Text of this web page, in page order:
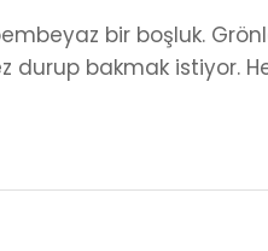
bir boşluk.
durup bakmak